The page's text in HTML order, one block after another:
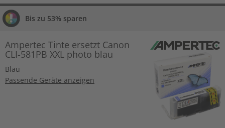
Bis zu 53% sparen
Ampertec Tinte ersetzt Canon
CLI-581PB XXL photo blau
Blau
Passende Geräte anzeigen